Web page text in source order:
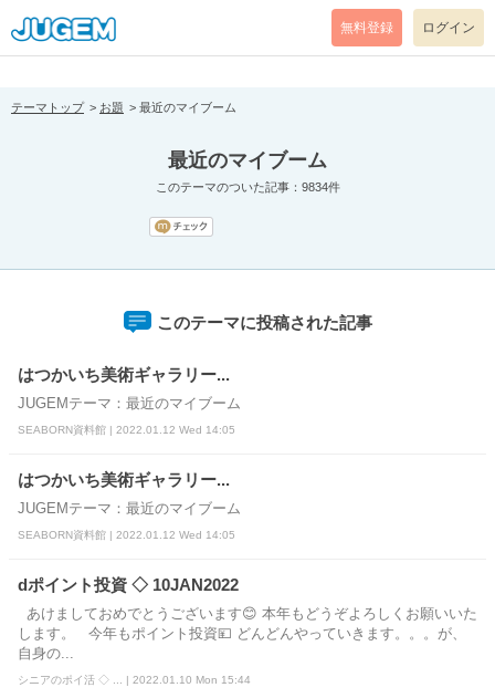
[pear_error: message="Success" code=0 mode=return level=notice
prefix="" info=""]
無料登録 ログイン
テーマトップ お題 最近のマイブーム
最近のマイブーム
このテーマのついた記事：9834件
このテーマに投稿された記事
はつかいち美術ギャラリー...
JUGEMテーマ：最近のマイブーム
SEABORN資料館 | 2022.01.12 Wed 14:05
はつかいち美術ギャラリー...
JUGEMテーマ：最近のマイブーム
SEABORN資料館 | 2022.01.12 Wed 14:05
dポイント投資 ◇ 10JAN2022
あけましておめでとうございます😊 本年もどうぞよろしくお願いいた
します。 今年もポイント投資💴 どんどんやっていきます。。。が、
自身の...
シニアのポイ活 ◇ ... | 2022.01.10 Mon 15:44